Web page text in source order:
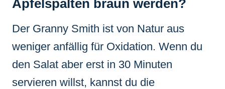
Apfelspalten braun werden?
Der Granny Smith ist von Natur aus
weniger anfällig für Oxidation. Wenn du
den Salat aber erst in 30 Minuten
servieren willst, kannst du die